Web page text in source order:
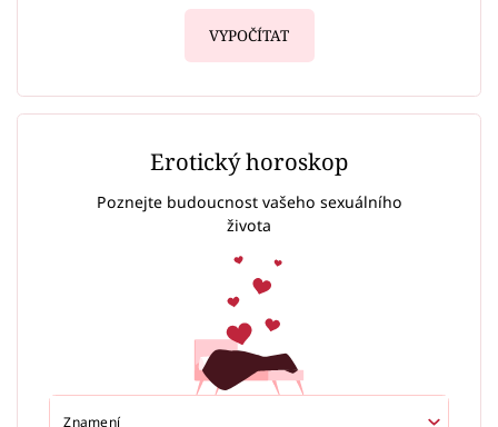
VYPOČÍTAT
Erotický horoskop
Poznejte budoucnost vašeho sexuálního
života